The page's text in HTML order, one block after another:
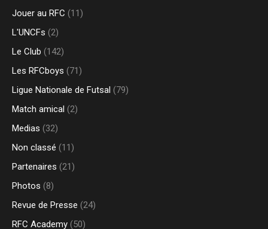
Jouer au RFC (11)
L'UNCFs (2)
Le Club (142)
Les RFCboys (71)
Ligue Nationale de Futsal (79)
Match amical (2)
Medias (32)
Non classé (11)
Partenaires (21)
Photos (8)
Revue de Presse (24)
RFC Academy (50)